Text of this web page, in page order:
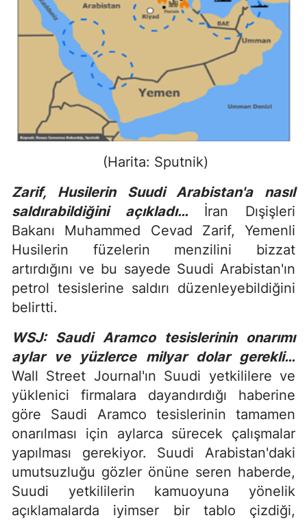
(Harita: Sputnik)
Zarif, Husilerin Suudi Arabistan'a nasıl
saldırabildiğini açıkladı… İran Dışişleri
Bakanı Muhammed Cevad Zarif, Yemenli
Husilerin füzelerin menzilini bizzat
artırdığını ve bu sayede Suudi Arabistan'ın
petrol tesislerine saldırı düzenleyebildiğini
belirtti.
WSJ: Saudi Aramco tesislerinin onarımı
aylar ve yüzlerce milyar dolar gerekli…
Wall Street Journal'ın Suudi yetkililere ve
yüklenici firmalara dayandırdığı haberine
göre Saudi Aramco tesislerinin tamamen
onarılması için aylarca sürecek çalışmalar
yapılması gerekiyor. Suudi Arabistan'daki
umutsuzluğu gözler önüne seren haberde,
Suudi yetkililerin kamuoyuna yönelik
açıklamalarda iyimser bir tablo çizdiği,